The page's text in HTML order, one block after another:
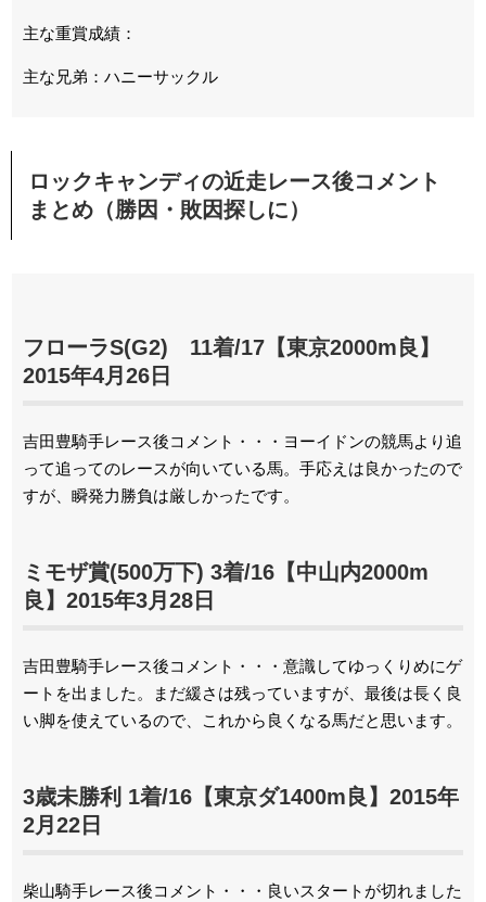
主な重賞成績：
主な兄弟：ハニーサックル
ロックキャンディの近走レース後コメント
まとめ（勝因・敗因探しに）
フローラS(G2) 11着/17【東京2000m良】
2015年4月26日
吉田豊騎手レース後コメント・・・ヨーイドンの競馬より追
って追ってのレースが向いている馬。手応えは良かったので
すが、瞬発力勝負は厳しかったです。
ミモザ賞(500万下) 3着/16【中山内2000m
良】2015年3月28日
吉田豊騎手レース後コメント・・・意識してゆっくりめにゲ
ートを出ました。まだ緩さは残っていますが、最後は長く良
い脚を使えているので、これから良くなる馬だと思います。
3歳未勝利 1着/16【東京ダ1400m良】2015年
2月22日
柴山騎手レース後コメント・・・良いスタートが切れました